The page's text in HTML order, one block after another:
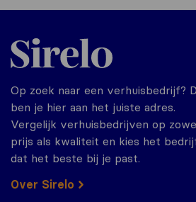
Sirelo.nl
Op zoek naar een verhuisbedrijf?
ben je hier aan het juiste adres.
Vergelijk verhuisbedrijven op
prijs als kwaliteit en kies het
dat het beste bij je past.
Over Sirelo